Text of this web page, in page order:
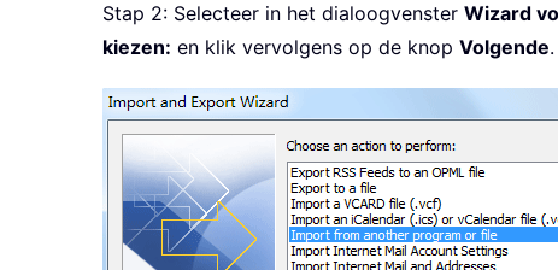
Stap 2: Selecteer in het dialoogvenster Wizard
kiezen: en klik vervolgens op de knop Volgende.